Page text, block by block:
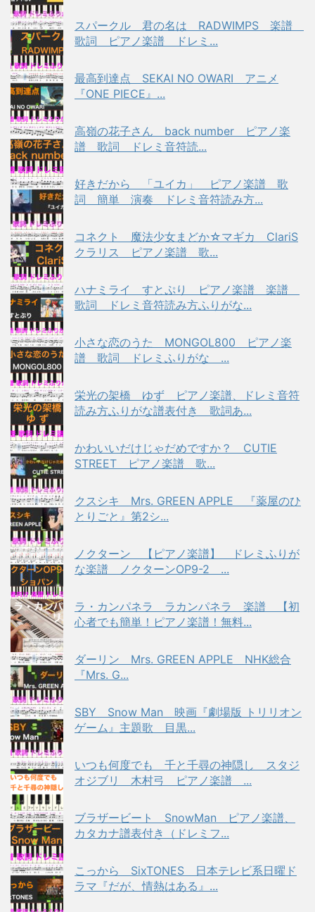
スパークル 君の名は RADWIMPS 楽譜
歌詞 ピアノ楽譜 ドレミ...
最高到達点 SEKAI NO OWARI アニメ
『ONE PIECE』...
高嶺の花子さん back number ピアノ楽
譜 歌詞 ドレミ音符読...
好きだから 「ユイカ」 ピアノ楽譜 歌
詞 簡単 演奏 ドレミ音符読み方...
コネクト 魔法少女まどか☆マギカ ClariS
クラリス ピアノ楽譜 歌...
ハナミライ すとぷり ピアノ楽譜 楽譜
歌詞 ドレミ音符読み方ふりがな...
小さな恋のうた MONGOL800 ピアノ楽
譜 歌詞 ドレミふりがな ...
栄光の架橋 ゆず ピアノ楽譜、ドレミ音符
読み方ふりがな譜表付き 歌詞あ...
かわいいだけじゃだめですか？ CUTIE
STREET ピアノ楽譜 歌...
クスシキ Mrs. GREEN APPLE 『薬屋のひ
とりごと』第2シ...
ノクターン 【ピアノ楽譜】 ドレミふりが
な楽譜 ノクターンOP9-2 ...
ラ・カンパネラ ラカンパネラ 楽譜 【初
心者でも簡単！ピアノ楽譜！無料...
ダーリン Mrs. GREEN APPLE NHK総合
『Mrs. G...
SBY Snow Man 映画『劇場版 トリリオン
ゲーム』主題歌 目黒...
いつも何度でも 千と千尋の神隠し スタジ
オジブリ 木村弓 ピアノ楽譜 ...
ブラザービート SnowMan ピアノ楽譜、
カタカナ譜表付き（ドレミフ...
こっから SixTONES 日本テレビ系日曜ド
ラマ『だが、情熱はある』...